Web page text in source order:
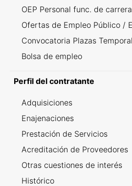
OEP Personal func. de
Ofertas de Empleo Público /
Convocatoria Plazas
Bolsa de empleo
Perfil del contratante
Adquisiciones
Enajenaciones
Prestación de Servicios
Acreditación de Proveedores
Otras cuestiones de interés
Histórico